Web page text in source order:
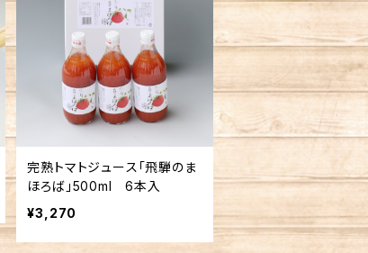
完熟トマトジュース「飛騨のま
ほろば」500ml 6本入
¥3,270